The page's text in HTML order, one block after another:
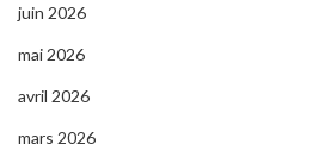
juin 2026
mai 2026
avril 2026
mars 2026